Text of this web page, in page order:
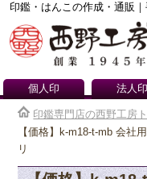
印鑑・はんこの作成・通販
個人印 法人印
印鑑専門店の西野工房
【価格】k-m18-t-mb 会社
リ